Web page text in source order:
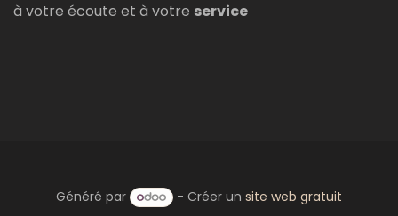
à votre écoute et à votre service
Généré par - Créer un site web gratuit